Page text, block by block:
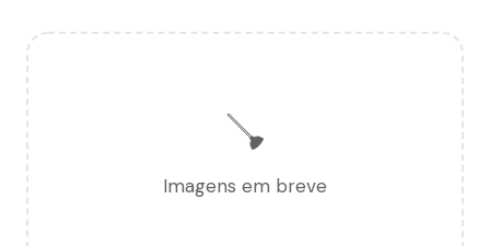
🪠
Imagens em breve